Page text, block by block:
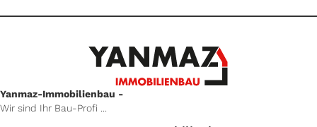
Yanmaz-Immobilienbau -
Wir sind Ihr Bau-Profi ...